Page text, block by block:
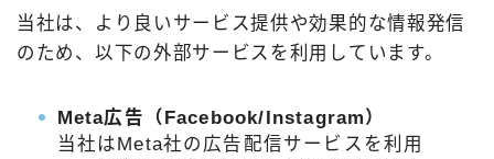
当社は、より良いサービス提供や効果的な情報発信
のため、以下の外部サービスを利用しています。
Meta広告（Facebook/Instagram）
当社はMeta社の広告配信サービスを利用